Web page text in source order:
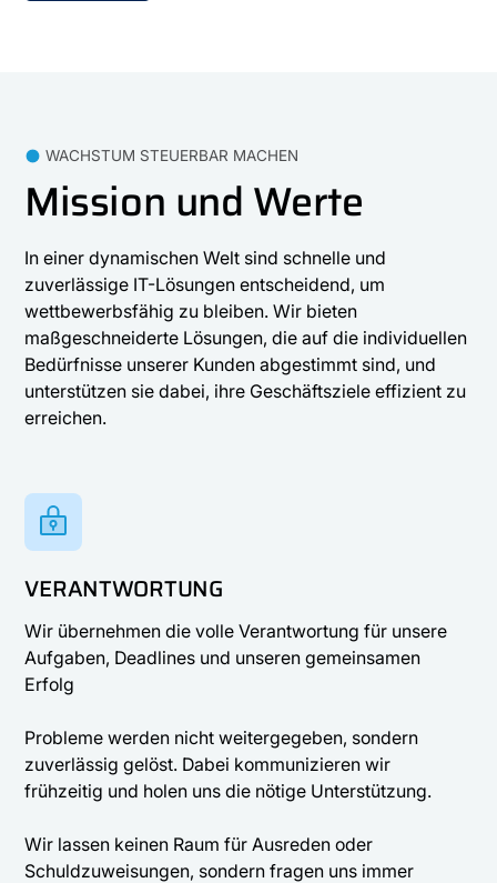
WACHSTUM STEUERBAR MACHEN
Mission und Werte
In einer dynamischen Welt sind schnelle und
zuverlässige IT-Lösungen entscheidend, um
wettbewerbsfähig zu bleiben. Wir bieten
maßgeschneiderte Lösungen, die auf die individuellen
Bedürfnisse unserer Kunden abgestimmt sind, und
unterstützen sie dabei, ihre Geschäftsziele effizient zu
erreichen.
VERANTWORTUNG
Wir übernehmen die volle Verantwortung für unsere
Aufgaben, Deadlines und unseren gemeinsamen
Erfolg
Probleme werden nicht weitergegeben, sondern
zuverlässig gelöst. Dabei kommunizieren wir
frühzeitig und holen uns die nötige Unterstützung.
Wir lassen keinen Raum für Ausreden oder
Schuldzuweisungen, sondern fragen uns immer